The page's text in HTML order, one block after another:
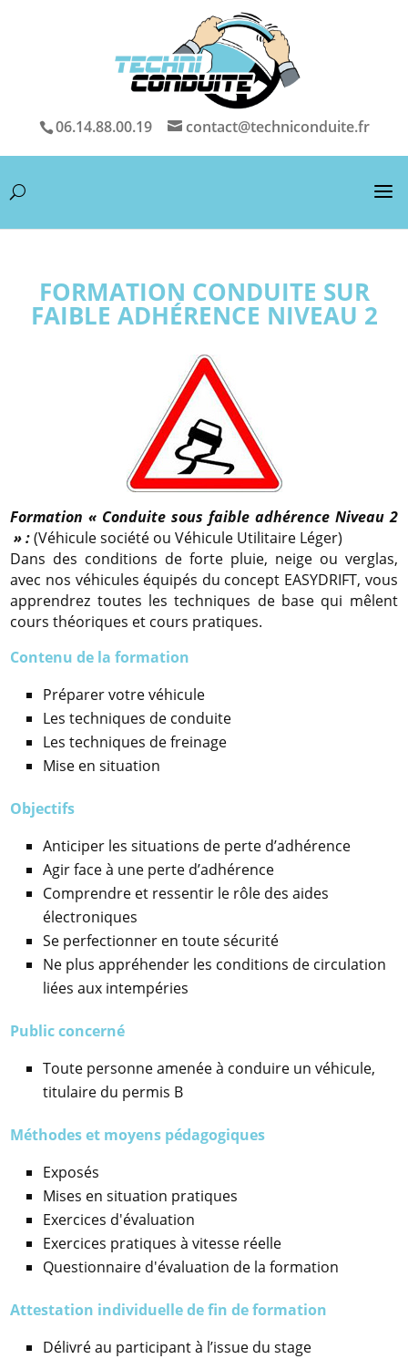
06.14.88.00.19 contact@techniconduite.fr
FORMATION CONDUITE SUR
FAIBLE ADHÉRENCE NIVEAU 2
Formation « Conduite sous faible adhérence Niveau 2
» :(Véhicule société ou Véhicule Utilitaire Léger)
Dans des conditions de forte pluie, neige ou verglas,
avec nos véhicules équipés du concept EASYDRIFT, vous
apprendrez toutes les techniques de base qui mêlent
cours théoriques et cours pratiques.
Contenu de la formation
Préparer votre véhicule
Les techniques de conduite
Les techniques de freinage
Mise en situation
Objectifs
Anticiper les situations de perte d’adhérence
Agir face à une perte d’adhérence
Comprendre et ressentir le rôle des aides
électroniques
Se perfectionner en toute sécurité
Ne plus appréhender les conditions de circulation
liées aux intempéries
Public concerné
Toute personne amenée à conduire un véhicule,
titulaire du permis B
Méthodes et moyens pédagogiques
Exposés
Mises en situation pratiques
Exercices d'évaluation
Exercices pratiques à vitesse réelle
Questionnaire d'évaluation de la formation
Attestation individuelle de fin de formation
Délivré au participant à l’issue du stage